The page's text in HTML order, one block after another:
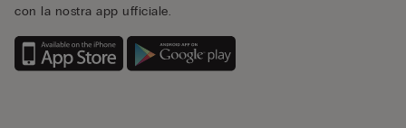
con la nostra app ufficiale.